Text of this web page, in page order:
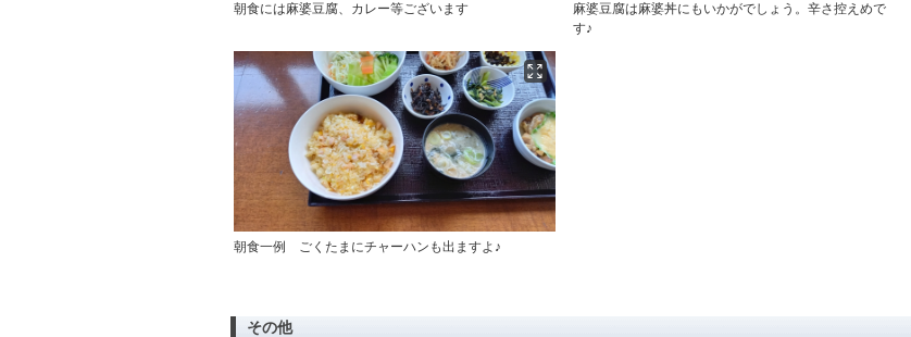
朝食には麻婆豆腐、カレー等ございます
麻婆豆腐は麻婆丼にもいかがでしょう。辛さ控えめで
す♪
朝食一例 ごくたまにチャーハンも出ますよ♪
その他